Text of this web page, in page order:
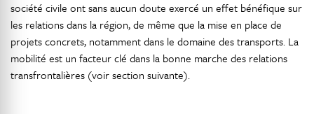
société civile ont sans aucun doute exercé un effet bénéfique sur
les relations dans la région, de même que la mise en place de
projets concrets, notamment dans le domaine des transports. La
mobilité est un facteur clé dans la bonne marche des relations
transfrontalières (voir section suivante).